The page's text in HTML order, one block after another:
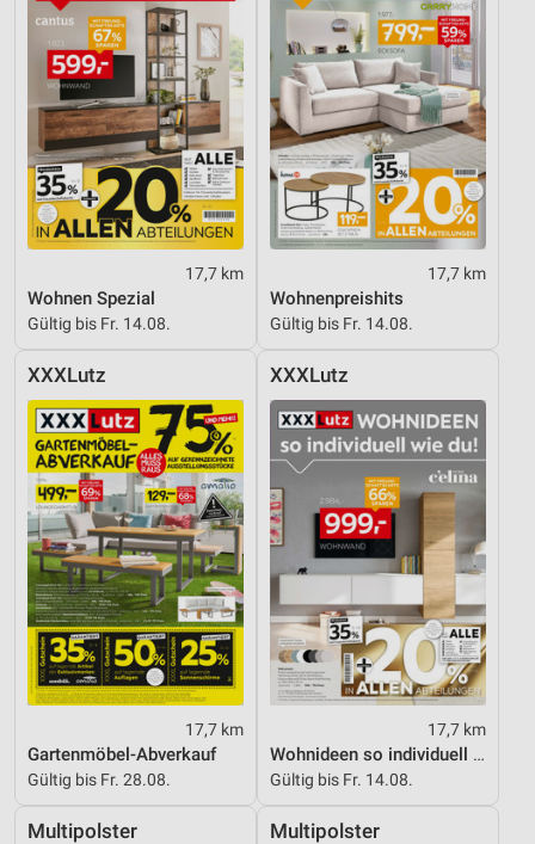
17,7 km
Wohnen Spezial
Gültig bis Fr. 14.08.
17,7 km
Wohnenpreishits
Gültig bis Fr. 14.08.
XXXLutz
17,7 km
Gartenmöbel-Abverkauf
Gültig bis Fr. 28.08.
XXXLutz
17,7 km
Wohnideen so individuell wie du!
Gültig bis Fr. 14.08.
Multipolster Multipolster